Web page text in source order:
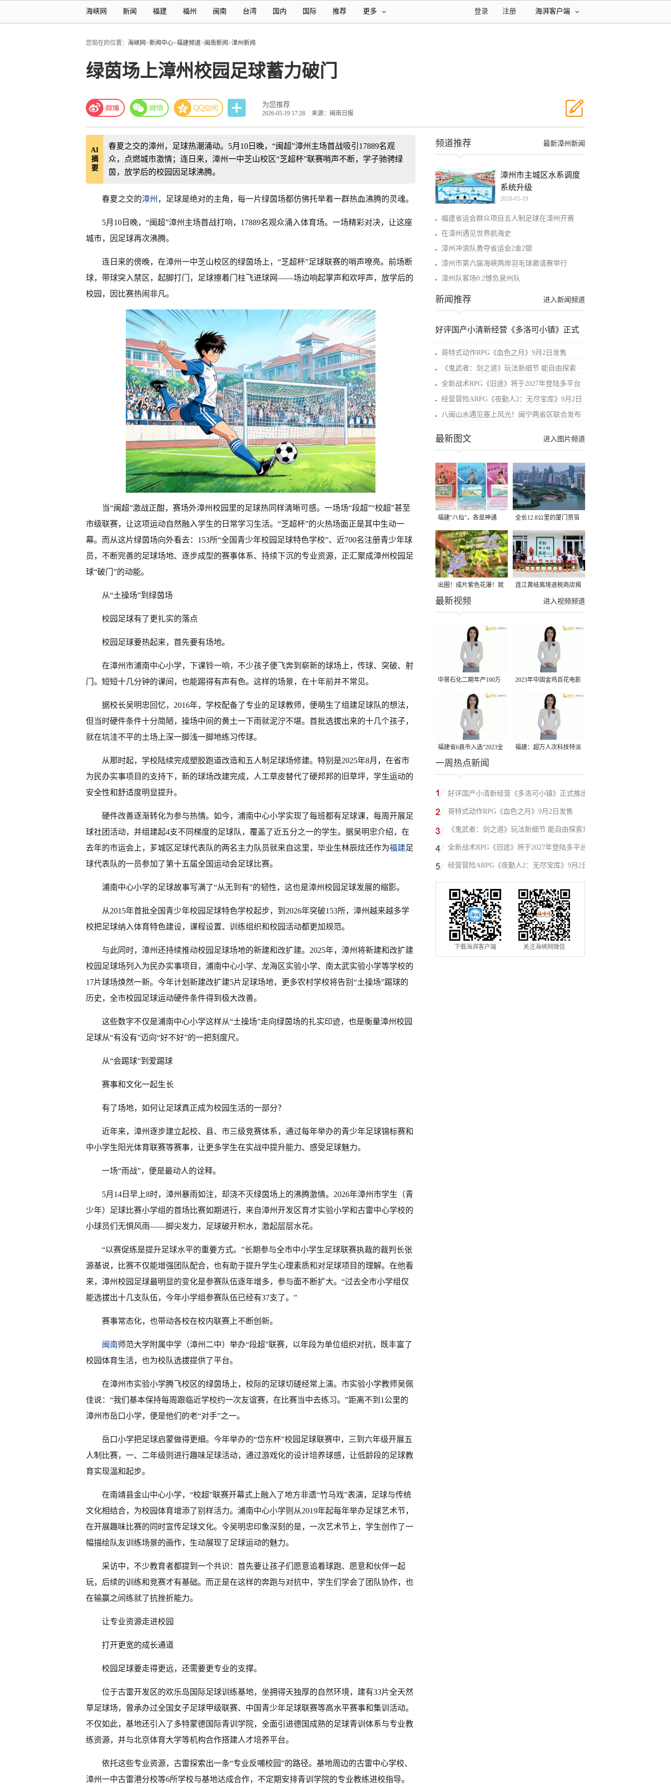
海峡网 新闻 福建 福州 闽南 台湾 国内 国际 推荐 更多 海湃客户端
注册
登录
您现在的位置： 海峡网>新闻中心>福建频道>闽南新闻>漳州新闻
绿茵场上漳州校园足球蓄力破门
为您推荐
2026-05-19 17:28 来源：闽南日报
AI
摘
要
春夏之交的漳州，足球热潮涌动。5月10日晚，“闽超”漳州主场首战吸引17889名观
众，点燃城市激情；连日来，漳州一中芝山校区“芝超杯”联赛哨声不断，学子驰骋绿
茵，放学后的校园因足球沸腾。
春夏之交的漳州 ，足球是绝对的主角，每一片绿茵场都仿佛托举着一群热血沸腾的灵魂。
5月10日晚，“闽超”漳州主场首战打响，17889名观众涌入体育场。一场精彩对决，让这座
城市，因足球再次沸腾。
连日来的傍晚，在漳州一中芝山校区的绿茵场上，“芝超杯”足球联赛的哨声嘹亮。前场断
球，带球突入禁区，起脚打门，足球擦着门柱飞进球网——场边响起掌声和欢呼声，放学后的
校园，因比赛热闹非凡。
当“闽超”激战正酣，赛场外漳州校园里的足球热同样清晰可感。一场场“段超”“校超”甚至
市级联赛，让这项运动自然融入学生的日常学习生活。“芝超杯”的火热场面正是其中生动一
幕。而从这片绿茵场向外看去：153所“全国青少年校园足球特色学校”、近700名注册青少年球
员，不断完善的足球场地、逐步成型的赛事体系、持续下沉的专业资源，正汇聚成漳州校园足
球“破门”的动能。
从“土操场”到绿茵场
校园足球有了更扎实的落点
校园足球要热起来，首先要有场地。
在漳州市浦南中心小学，下课铃一响，不少孩子便飞奔到崭新的球场上，传球、突破、射
门。短短十几分钟的课间，也能踢得有声有色。这样的场景，在十年前并不常见。
据校长吴明忠回忆，2016年，学校配备了专业的足球教师，便萌生了组建足球队的想法，
但当时硬件条件十分简陋，操场中间的黄土一下雨就泥泞不堪。首批选拔出来的十几个孩子，
就在坑洼不平的土场上深一脚浅一脚地练习传球。
从那时起，学校陆续完成塑胶跑道改造和五人制足球场修建。特别是2025年8月，在省市
为民办实事项目的支持下，新的球场改建完成，人工草皮替代了硬邦邦的旧草坪，学生运动的
安全性和舒适度明显提升。
硬件改善逐渐转化为参与热情。如今，浦南中心小学实现了每班都有足球课，每周开展足
球社团活动，并组建起4支不同梯度的足球队，覆盖了近五分之一的学生。据吴明忠介绍，在
去年的市运会上，芗城区足球代表队的两名主力队员就来自这里，毕业生林辰炫还作为福建足
球代表队的一员参加了第十五届全国运动会足球比赛。
浦南中心小学的足球故事写满了“从无到有”的韧性，这也是漳州校园足球发展的缩影。
从2015年首批全国青少年校园足球特色学校起步，到2026年突破153所，漳州越来越多学
校把足球纳入体育特色建设，课程设置、训练组织和校园活动都更加规范。
与此同时，漳州还持续推动校园足球场地的新建和改扩建。2025年，漳州将新建和改扩建
校园足球场列入为民办实事项目，浦南中心小学、龙海区实验小学、南太武实验小学等学校的
17片球场焕然一新。今年计划新建改扩建5片足球场地，更多农村学校将告别“土操场”踢球的
历史，全市校园足球运动硬件条件得到极大改善。
这些数字不仅是浦南中心小学这样从“土操场”走向绿茵场的扎实印迹，也是衡量漳州校园
足球从“有没有”迈向“好不好”的一把刻度尺。
从“会踢球”到爱踢球
赛事和文化一起生长
有了场地，如何让足球真正成为校园生活的一部分？
近年来，漳州逐步建立起校、县、市三级竞赛体系，通过每年举办的青少年足球锦标赛和
中小学生阳光体育联赛等赛事，让更多学生在实战中提升能力、感受足球魅力。
一场“雨战”，便是最动人的诠释。
5月14日早上8时，漳州暴雨如注，却浇不灭绿茵场上的沸腾激情。2026年漳州市学生（青
少年）足球比赛小学组的首场比赛如期进行，来自漳州开发区育才实验小学和古雷中心学校的
小球员们无惧风雨——脚尖发力，足球破开积水，激起层层水花。
“以赛促练是提升足球水平的重要方式。”长期参与全市中小学生足球联赛执裁的裁判长张
源基说，比赛不仅能增强团队配合，也有助于提升学生心理素质和对足球项目的理解。在他看
来，漳州校园足球最明显的变化是参赛队伍逐年增多，参与面不断扩大。“过去全市小学组仅
能选拔出十几支队伍，今年小学组参赛队伍已经有37支了。”
赛事常态化，也带动各校在校内联赛上不断创新。
闽南师范大学附属中学（漳州二中）举办“段超”联赛，以年段为单位组织对抗，既丰富了
校园体育生活，也为校队选拔提供了平台。
在漳州市实验小学腾飞校区的绿茵场上，校际的足球切磋经常上演。市实验小学教师吴佩
佳说：“我们基本保持每周跟临近学校约一次友谊赛，在比赛当中去练习。”距离不到1公里的
漳州市岳口小学，便是他们的老“对手”之一。
岳口小学把足球启蒙做得更细。今年举办的“岱东杯”校园足球联赛中，三到六年级开展五
人制比赛，一、二年级则进行趣味足球活动，通过游戏化的设计培养球感，让低龄段的足球教
育实现温和起步。
在南靖县金山中心小学，“校超”联赛开幕式上融入了地方非遗“竹马戏”表演，足球与传统
文化相结合，为校园体育增添了别样活力。浦南中心小学则从2019年起每年举办足球艺术节，
在开展趣味比赛的同时宣传足球文化。令吴明忠印象深刻的是，一次艺术节上，学生创作了一
幅描绘队友训练场景的画作，生动展现了足球运动的魅力。
采访中，不少教育者都提到一个共识：首先要让孩子们愿意追着球跑、愿意和伙伴一起
玩，后续的训练和竞赛才有基础。而正是在这样的奔跑与对抗中，学生们学会了团队协作，也
在输赢之间练就了抗挫折能力。
让专业资源走进校园
打开更宽的成长通道
校园足球要走得更远，还需要更专业的支撑。
位于古雷开发区的欢乐岛国际足球训练基地，坐拥得天独厚的自然环境，建有33片全天然
草足球场，曾承办过全国女子足球甲级联赛、中国青少年足球联赛等高水平赛事和集训活动。
不仅如此，基地还引入了多特蒙德国际青训学院，全面引进德国成熟的足球青训体系与专业教
练资源，并与北京体育大学等机构合作搭建人才培养平台。
依托这些专业资源，古雷探索出一条“专业反哺校园”的路径。基地周边的古雷中心学校、
漳州一中古雷港分校等6所学校与基地达成合作，不定期安排青训学院的专业教练进校指导。
最新漳州新闻
频道推荐
漳州市主城区水系调度
系统升级
2026-05-19
福建省运会群众项目五人制足球在漳州开赛
在漳州遇见世界航海史
漳州冲浪队勇夺省运会2金2银
漳州市第六届海峡两岸羽毛球邀请赛举行
漳州队客场0:2憾负泉州队
进入新闻频道
新闻推荐
好评国产小清新经营《多洛可小镇》正式
哥特式动作RPG《血色之月》9月2日发售
《鬼武者：剑之道》玩法新细节 能自由探索
全新战术RPG《旧途》将于2027年登陆多平台
经营冒险ARPG《夜勤人2：无尽宝库》9月2日
八闽山水遇见塞上风光！闽宁两省区联合发布
进入图片频道
最新图文
福建“八仙”，各显神通 全长12.8公里的厦门筼筜
湖健身步道全线贯通
出圈！成片紫色花瀑！就
在光明港公园
连江黄岐离境退税商店揭
进入视频频道
最新视频
中景石化二期年产100万
吨丙烷脱氢项目建成中交
2023年中国金鸡百花电影
节有福电影巡展31日启动
福建省6县市入选“2023全
国县域发展潜力百强县”
福建：超万人次科技特派
一周热点新闻
好评国产小清新经营《多洛可小镇》正式推出
哥特式动作RPG《血色之月》9月2日发售
《鬼武者：剑之道》玩法新细节 能自由探索京
都的半开放区域
全新战术RPG《旧途》将于2027年登陆多平台
经营冒险ARPG《夜勤人2：无尽宝库》9月2日
发售
下载海湃客户端 关注海峡网微信